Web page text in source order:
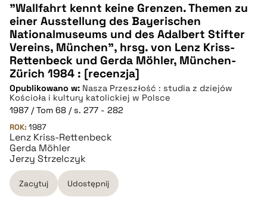
"Wallfahrt kennt keine Grenzen. Themen zu
einer Ausstellung des Bayerischen
Nationalmuseums und des Adalbert Stifter
Vereins, München", hrsg. von Lenz Kriss-
Rettenbeck und Gerda Möhler, München-
Zürich 1984 : [recenzja]
Opublikowano w: Nasza Przeszłość : studia z dziejów
Kościoła i kultury katolickiej w Polsce
1987 / Tom 68 / s. 277 - 282
ROK: 1987
Lenz Kriss-Rettenbeck
Gerda Möhler
Jerzy Strzelczyk
Zacytuj Udostępnij